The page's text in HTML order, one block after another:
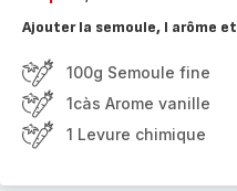
Ajouter la semoule, l arôme
100g Semoule fine
1càs Arome vanille
1 Levure chimique